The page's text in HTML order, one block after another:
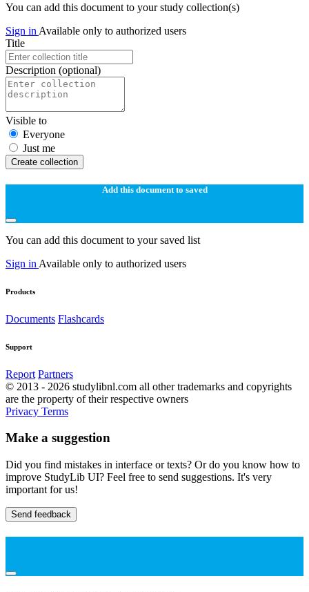
You can add this document to your study collection(s)
Sign in Available only to authorized users
Title
Description (optional)
Visible to
Everyone
Just me
Create collection
Add this document to saved
You can add this document to your saved list
Sign in Available only to authorized users
Products
Documents Flashcards
Support
Report Partners
© 2013 - 2026 studylibnl.com all other trademarks and copyrights
are the property of their respective owners
Privacy Terms
Make a suggestion
Did you find mistakes in interface or texts? Or do you know how to
improve StudyLib UI? Feel free to send suggestions. It's very
important for us!
Send feedback